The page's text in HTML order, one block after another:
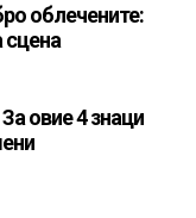
облечените:
сцена
овие 4 знаци